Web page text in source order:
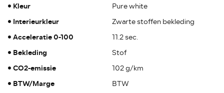
Kleur Pure white
Interieurkleur Zwarte stoffen bekleding
Acceleratie 0-100 11.2 sec.
Bekleding Stof
CO2-emissie 102 g/km
BTW/Marge BTW